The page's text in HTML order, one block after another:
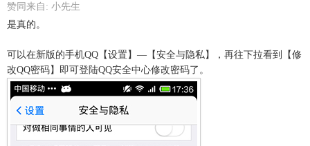
赞同来自: 小先生
是真的。
可以在新版的手机QQ【设置】—【安全与隐私】，再往下拉看到【修
改QQ密码】即可登陆QQ安全中心修改密码了。